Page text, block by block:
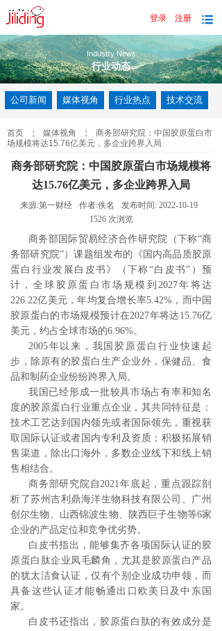
登录 注册
Industry News
行业动态
公司新闻 媒体视角 行业热点 技术交流
首页 ￤ 媒体视角 ￤
商务部研究院：中国胶原蛋白市
场规模将达15.76亿美元，多企业跨界入局
商务部研究院：中国胶原蛋白市场规模将
达15.76亿美元，多企业跨界入局
来源:第一财经 作者:佚名 发布时间: 2022-10-19
1526 次浏览
商务部国际贸易经济合作研究院（下称“商
务部研究院”）课题组发布的《国内高品质胶原
蛋白行业发展白皮书》（下称“白皮书”）预
计，全球胶原蛋白市场规模到2027年将达
226.22亿美元，年均复合增长率5.42%，而中国
胶原蛋白的市场规模预计在2027年将达15.76亿
美元，约占全球市场的6.96%。
2005年以来，我国胶原蛋白行业快速起
步，除原有的胶蛋白生产企业外，保健品、食
品和制药企业纷纷跨界入局。
我国已经形成一批较具市场占有率和知名
度的胶原蛋白行业重点企业，其共同特征是：
技术工艺达到国内领先或者国际领先，重视获
取国际认证或者国内专利及资质；积极拓展销
售渠道，除出口海外，多数企业线下和线上销
售相结合。
商务部研究院自2021年底起，重点跟踪剖
析了苏州吉利鼎海洋生物科技有限公司、广州
创尔生物、山西锦波生物、陕西巨子生物等6家
企业的产品定位和竞争优劣势。
白皮书指出，能够集齐各项国际认证的胶
原蛋白肽企业凤毛麟角，尤其是胶原蛋白产品
的犹太洁食认证，仅有个别企业成功申领，而
具备这些认证才能畅通出口欧美日及中东国
家。
白皮书还指出，胶原蛋白肽的有效成分是